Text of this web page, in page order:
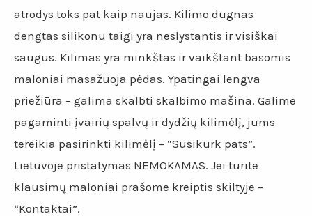
atrodys toks pat kaip naujas. Kilimo dugnas
dengtas silikonu taigi yra neslystantis ir visiškai
saugus. Kilimas yra minkštas ir vaikštant basomis
maloniai masažuoja pėdas. Ypatingai lengva
priežiūra – galima skalbti skalbimo mašina. Galime
pagaminti įvairių spalvų ir dydžių kilimėlį, jums
tereikia pasirinkti kilimėlį – “Susikurk pats”.
Lietuvoje pristatymas NEMOKAMAS. Jei turite
klausimų maloniai prašome kreiptis skiltyje –
“Kontaktai”.